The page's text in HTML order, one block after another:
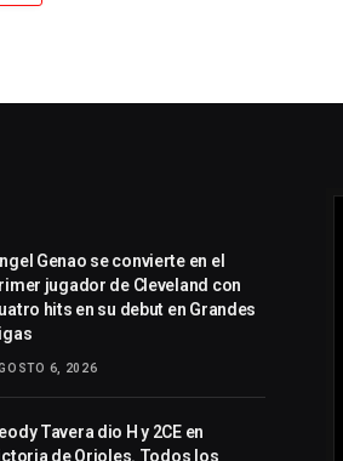
Genao se convierte en el
jugador de Cleveland con
hits en su debut en Grandes
6, 2026
Tavera dio H y 2CE en
de Orioles. Todos los